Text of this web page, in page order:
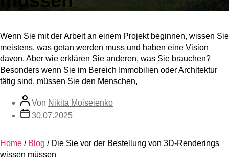
Wenn Sie mit der Arbeit an einem Projekt beginnen, wissen Sie
meistens, was getan werden muss und haben eine Vision
davon. Aber wie erklären Sie anderen, was Sie brauchen?
Besonders wenn Sie im Bereich Immobilien oder Architektur
tätig sind, müssen Sie den Menschen,
Von Nikita Moiseienko
30.07.2025
Home / Blog / Die Sie vor der Bestellung von 3D-Renderings
wissen müssen